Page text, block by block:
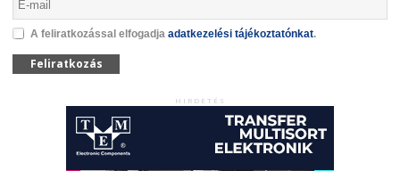
A feliratkozással elfogadja adatkezelési tájékoztatónkat.
Feliratkozás
HIRDETÉS